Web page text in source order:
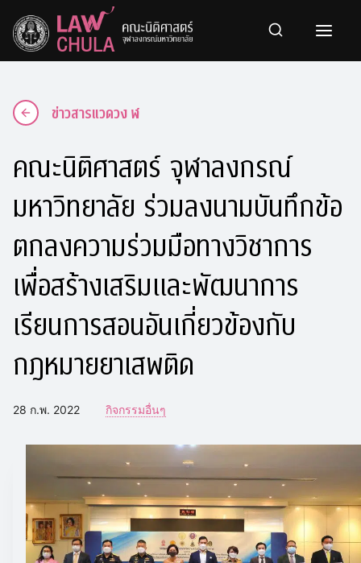
content
ข่าวสารแวดวง ฬ
คณะนิติศาสตร์ จุฬาลงกรณ์
มหาวิทยาลัย ร่วมลงนามบันทึกข้อ
ตกลงความร่วมมือทางวิชาการ
เพื่อสร้างเสริมและพัฒนาการ
เรียนการสอนอันเกี่ยวข้องกับ
กฎหมายยาเสพติด
28 ก.พ. 2022 กิจกรรมอื่นๆ